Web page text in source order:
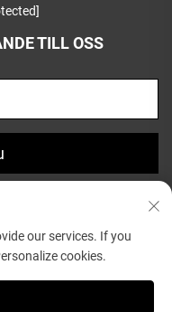
TILL OSS
Greatsun Wooden
our services. If you
cookies.